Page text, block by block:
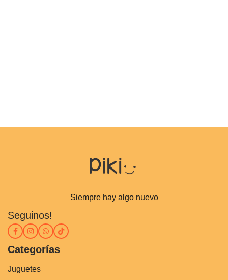
Siempre hay algo nuevo
Seguinos!
Categorías
Juguetes